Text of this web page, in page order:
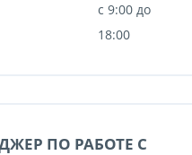
с 9:00 до
18:00
ПО РАБОТЕ С